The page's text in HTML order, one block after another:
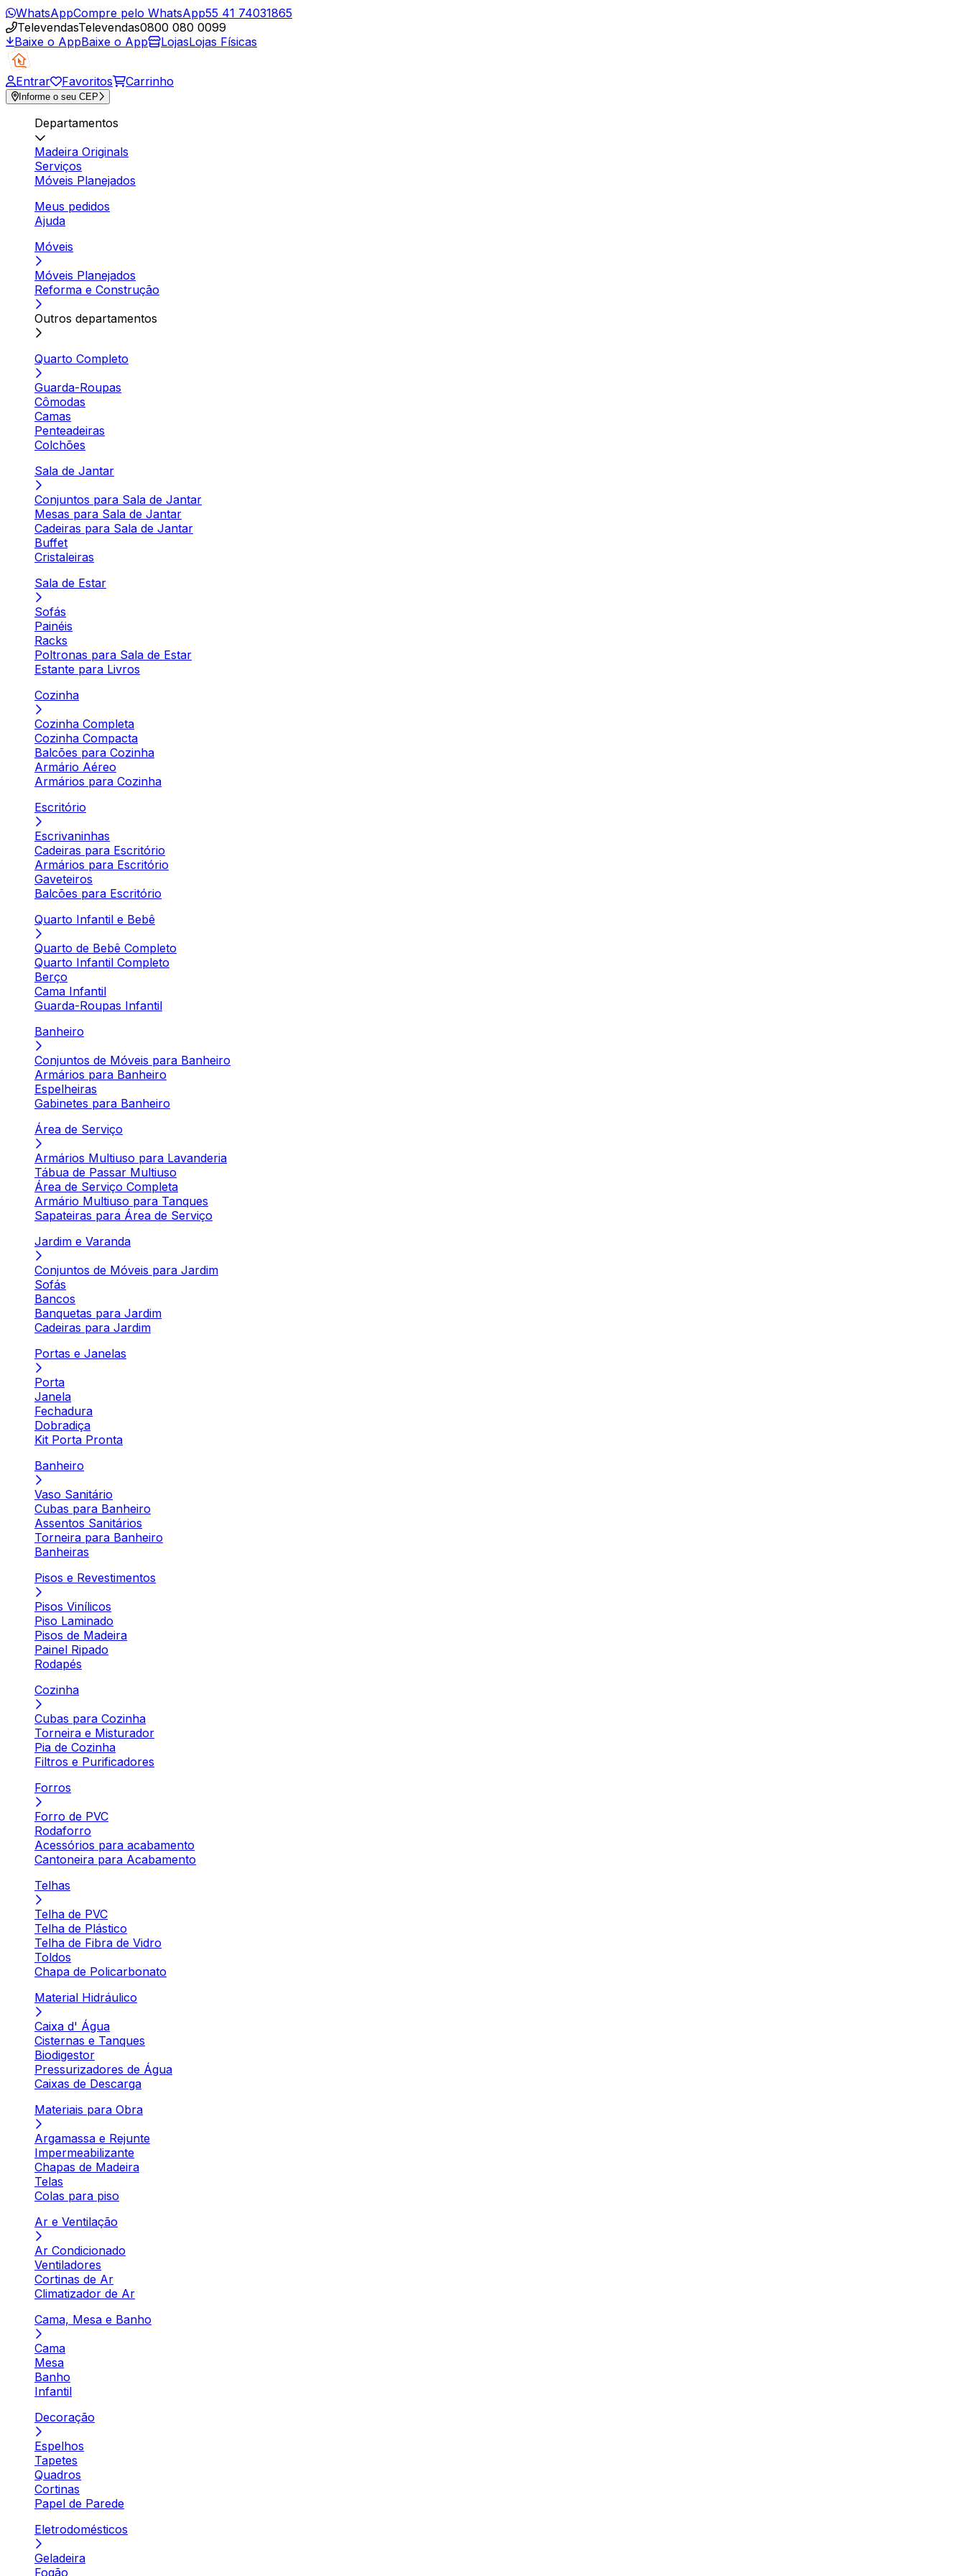
WhatsAppCompre pelo WhatsApp55 41 74031865
TelevendasTelevendas0800 080 0099
Baixe o AppBaixe o App LojasLojas Físicas
Entrar Favoritos Carrinho
Informe o seu CEP
Departamentos
Madeira Originals
Serviços
Móveis Planejados
Meus pedidos
Ajuda
Móveis
Móveis Planejados
Reforma e Construção
Outros departamentos
Quarto Completo
Guarda-Roupas
Cômodas
Camas
Penteadeiras
Colchões
Sala de Jantar
Conjuntos para Sala de Jantar
Mesas para Sala de Jantar
Cadeiras para Sala de Jantar
Buffet
Cristaleiras
Sala de Estar
Sofás
Painéis
Racks
Poltronas para Sala de Estar
Estante para Livros
Cozinha
Cozinha Completa
Cozinha Compacta
Balcões para Cozinha
Armário Aéreo
Armários para Cozinha
Escritório
Escrivaninhas
Cadeiras para Escritório
Armários para Escritório
Gaveteiros
Balcões para Escritório
Quarto Infantil e Bebê
Quarto de Bebê Completo
Quarto Infantil Completo
Berço
Cama Infantil
Guarda-Roupas Infantil
Banheiro
Conjuntos de Móveis para Banheiro
Armários para Banheiro
Espelheiras
Gabinetes para Banheiro
Área de Serviço
Armários Multiuso para Lavanderia
Tábua de Passar Multiuso
Área de Serviço Completa
Armário Multiuso para Tanques
Sapateiras para Área de Serviço
Jardim e Varanda
Conjuntos de Móveis para Jardim
Sofás
Bancos
Banquetas para Jardim
Cadeiras para Jardim
Portas e Janelas
Porta
Janela
Fechadura
Dobradiça
Kit Porta Pronta
Banheiro
Vaso Sanitário
Cubas para Banheiro
Assentos Sanitários
Torneira para Banheiro
Banheiras
Pisos e Revestimentos
Pisos Vinílicos
Piso Laminado
Pisos de Madeira
Painel Ripado
Rodapés
Cozinha
Cubas para Cozinha
Torneira e Misturador
Pia de Cozinha
Filtros e Purificadores
Forros
Forro de PVC
Rodaforro
Acessórios para acabamento
Cantoneira para Acabamento
Telhas
Telha de PVC
Telha de Plástico
Telha de Fibra de Vidro
Toldos
Chapa de Policarbonato
Material Hidráulico
Caixa d' Água
Cisternas e Tanques
Biodigestor
Pressurizadores de Água
Caixas de Descarga
Materiais para Obra
Argamassa e Rejunte
Impermeabilizante
Chapas de Madeira
Telas
Colas para piso
Ar e Ventilação
Ar Condicionado
Ventiladores
Cortinas de Ar
Climatizador de Ar
Cama, Mesa e Banho
Cama
Mesa
Banho
Infantil
Decoração
Espelhos
Tapetes
Quadros
Cortinas
Papel de Parede
Eletrodomésticos
Geladeira
Fogão